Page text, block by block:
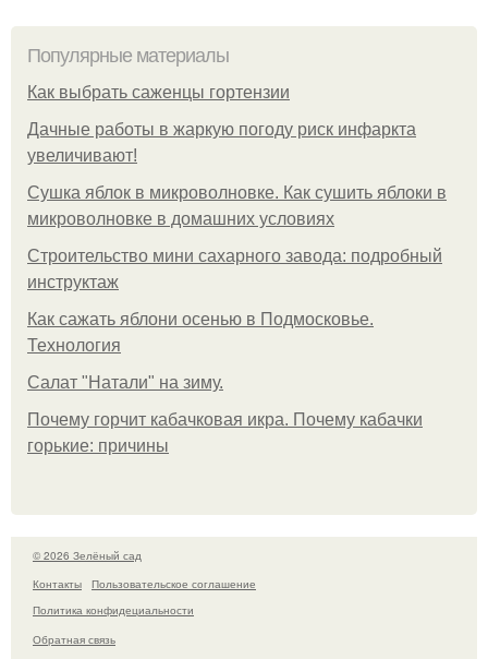
Популярные материалы
Как выбрать саженцы гортензии
Дачные работы в жаркую погоду риск инфаркта
увеличивают!
Сушка яблок в микроволновке. Как сушить яблоки в
микроволновке в домашних условиях
Строительство мини сахарного завода: подробный
инструктаж
Как сажать яблони осенью в Подмосковье.
Технология
Caлaт "Нaтaли" нa зиму.
Почему горчит кабачковая икра. Почему кабачки
горькие: причины
© 2026 Зелёный сад
Контакты
Пользовательское соглашение
Политика конфидециальности
Обратная связь